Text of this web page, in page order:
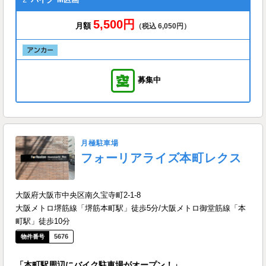
月額 5,500円 （税込 6,050円）
募集中
月極駐車場
フォーリアライズ本町レクス
大阪府大阪市中央区南久宝寺町2-1-8
大阪メトロ堺筋線「堺筋本町駅」徒歩5分/大阪メトロ御堂筋線「本
町駅」徒歩10分
5676